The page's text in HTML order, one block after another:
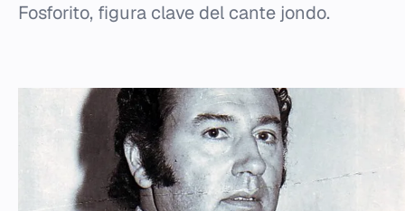
Fosforito, figura clave del cante jondo.